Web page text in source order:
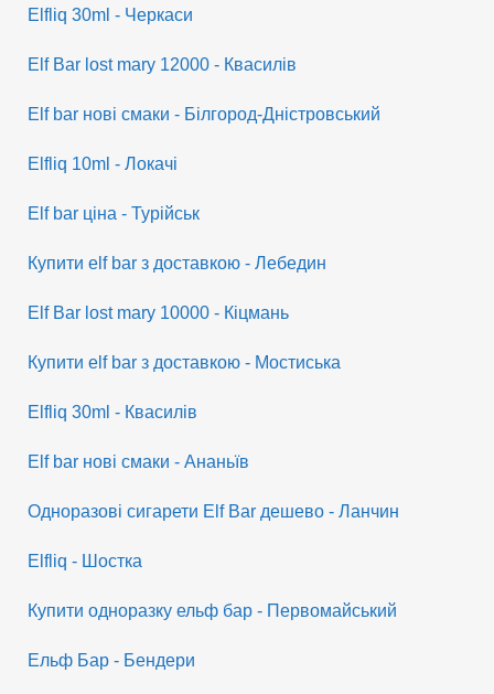
Elfliq 30ml - Черкаси
Elf Bar lost mary 12000 - Квасилів
Elf bar нові смаки - Білгород-Дністровський
Elfliq 10ml - Локачі
Elf bar ціна - Турійськ
Купити elf bar з доставкою - Лебедин
Elf Bar lost mary 10000 - Кіцмань
Купити elf bar з доставкою - Мостиська
Elfliq 30ml - Квасилів
Elf bar нові смаки - Ананьїв
Одноразові сигарети Elf Bar дешево - Ланчин
Elfliq - Шостка
Купити одноразку ельф бар - Первомайський
Ельф Бар - Бендери